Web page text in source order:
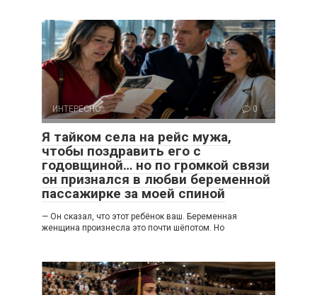
ИНТЕРЕСНО 0
Я тайком села на рейс мужа,
чтобы поздравить его с
годовщиной… но по громкой связи
он признался в любви беременной
пассажирке за моей спиной
— Он сказал, что этот ребёнок ваш. Беременная
женщина произнесла это почти шёпотом. Но